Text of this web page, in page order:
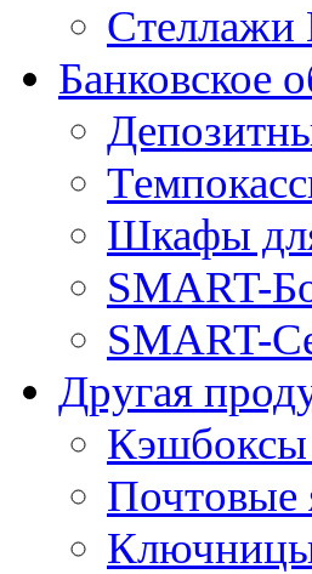
Банковское
Шкафы
SMART-
SMART-
Другая
Кэшбоксы